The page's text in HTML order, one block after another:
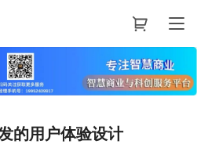
的用户体验设计